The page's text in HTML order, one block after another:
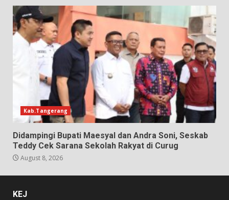
Kab.Tangerang
Didampingi Bupati Maesyal dan Andra Soni, Seskab
Teddy Cek Sarana Sekolah Rakyat di Curug
August 8, 2026
KEJ